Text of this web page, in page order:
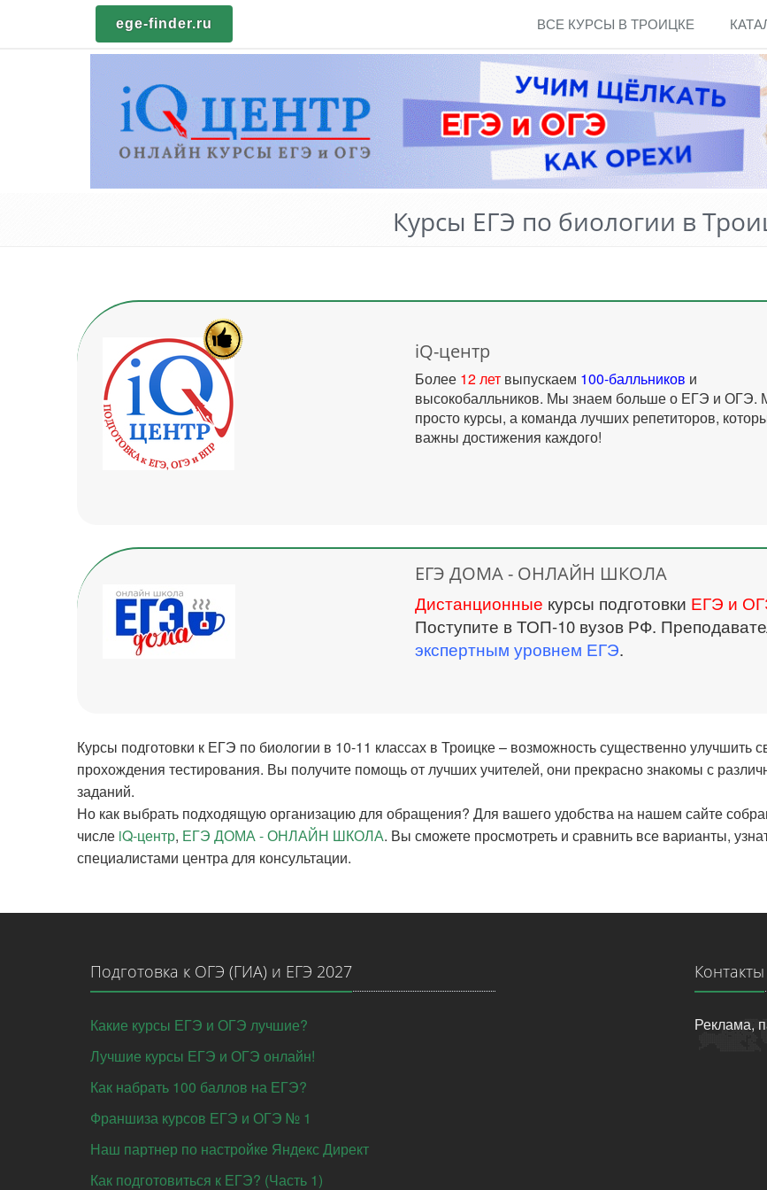
ege-finder.ru ВСЕ КУРСЫ В ТРОИЦКЕ
Курсы ЕГЭ по биологии в
iQ-центр
Более 12 лет выпускаем 100-балльников и
высокобалльников. Мы знаем больше о ЕГЭ и ОГЭ.
просто курсы, а команда лучших репетиторов,
важны достижения каждого!
ЕГЭ ДОМА - ОНЛАЙН ШКОЛА
Дистанционные курсы подготовки ЕГЭ и
Поступите в ТОП-10 вузов РФ.
экспертным уровнем ЕГЭ.
Курсы подготовки к ЕГЭ по биологии в 10-11 классах в Троицке – возможность существенно улучшить
прохождения тестирования. Вы получите помощь от лучших учителей, они прекрасно знакомы с
заданий.
Но как выбрать подходящую организацию для обращения? Для вашего удобства на нашем сайте
числе iQ-центр, ЕГЭ ДОМА - ОНЛАЙН ШКОЛА. Вы сможете просмотреть и сравнить все варианты,
специалистами центра для консультации.
Подготовка к ОГЭ (ГИА) и ЕГЭ 2027
Какие курсы ЕГЭ и ОГЭ лучшие?
Лучшие курсы ЕГЭ и ОГЭ онлайн!
Как набрать 100 баллов на ЕГЭ?
Франшиза курсов ЕГЭ и ОГЭ № 1
Наш партнер по настройке Яндекс Директ
Как подготовиться к ЕГЭ? (Часть 1)
Контакты
Реклама,